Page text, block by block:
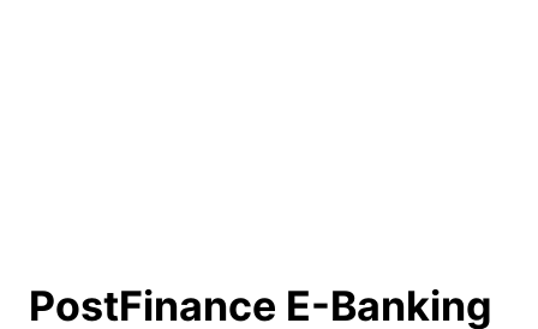
PostFinance E-Banking